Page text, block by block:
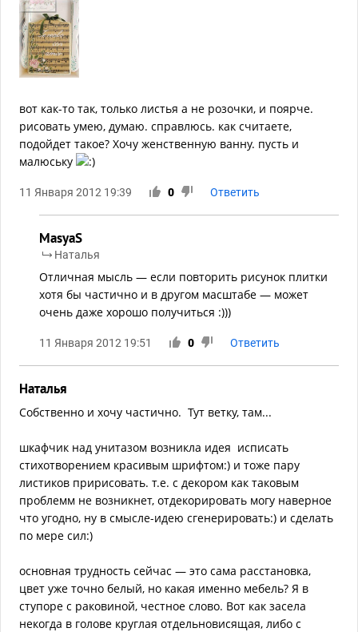
вот как-то так, только листья а не розочки, и поярче.
рисовать умею, думаю. справлюсь. как считаете,
подойдет такое? Хочу женственную ванну. пусть и
малюську
11 Января 2012 19:39 0 Ответить
MasyaS
Наталья
Отличная мысль — если повторить рисунок плитки
хотя бы частично и в другом масштабе — может
очень даже хорошо получиться :)))
11 Января 2012 19:51 0 Ответить
Наталья
Собственно и хочу частично. Тут ветку, там...
шкафчик над унитазом возникла идея исписать
стихотворением красивым шрифтом:) и тоже пару
листиков пририсовать. т.е. с декором как таковым
проблемм не возникнет, отдекорировать могу наверное
что угодно, ну в смысле-идею сгенерировать:) и сделать
по мере сил:)
основная трудность сейчас — это сама расстановка,
цвет уже точно белый, но какая именно мебель? Я в
ступоре с раковиной, честное слово. Вот как засела
некогда в голове круглая отдельновисящая, либо с